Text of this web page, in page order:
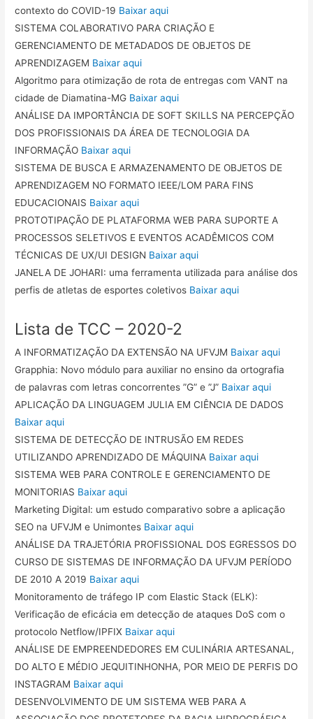
contexto do COVID-19 Baixar aqui
SISTEMA COLABORATIVO PARA CRIAÇÃO E
GERENCIAMENTO DE METADADOS DE OBJETOS DE
APRENDIZAGEM Baixar aqui
Algoritmo para otimização de rota de entregas com VANT na
cidade de Diamatina-MG Baixar aqui
ANÁLISE DA IMPORTÂNCIA DE SOFT SKILLS NA PERCEPÇÃO
DOS PROFISSIONAIS DA ÁREA DE TECNOLOGIA DA
INFORMAÇÃO Baixar aqui
SISTEMA DE BUSCA E ARMAZENAMENTO DE OBJETOS DE
APRENDIZAGEM NO FORMATO IEEE/LOM PARA FINS
EDUCACIONAIS Baixar aqui
PROTOTIPAÇÃO DE PLATAFORMA WEB PARA SUPORTE A
PROCESSOS SELETIVOS E EVENTOS ACADÊMICOS COM
TÉCNICAS DE UX/UI DESIGN Baixar aqui
JANELA DE JOHARI: uma ferramenta utilizada para análise dos
perfis de atletas de esportes coletivos Baixar aqui
Lista de TCC – 2020-2
A INFORMATIZAÇÃO DA EXTENSÃO NA UFVJM Baixar aqui
Grapphia: Novo módulo para auxiliar no ensino da ortografia
de palavras com letras concorrentes ”G” e ”J” Baixar aqui
APLICAÇÃO DA LINGUAGEM JULIA EM CIÊNCIA DE DADOS
Baixar aqui
SISTEMA DE DETECÇÃO DE INTRUSÃO EM REDES
UTILIZANDO APRENDIZADO DE MÁQUINA Baixar aqui
SISTEMA WEB PARA CONTROLE E GERENCIAMENTO DE
MONITORIAS Baixar aqui
Marketing Digital: um estudo comparativo sobre a aplicação
SEO na UFVJM e Unimontes Baixar aqui
ANÁLISE DA TRAJETÓRIA PROFISSIONAL DOS EGRESSOS DO
CURSO DE SISTEMAS DE INFORMAÇÃO DA UFVJM PERÍODO
DE 2010 A 2019 Baixar aqui
Monitoramento de tráfego IP com Elastic Stack (ELK):
Verificação de eficácia em detecção de ataques DoS com o
protocolo Netflow/IPFIX Baixar aqui
ANÁLISE DE EMPREENDEDORES EM CULINÁRIA ARTESANAL,
DO ALTO E MÉDIO JEQUITINHONHA, POR MEIO DE PERFIS DO
INSTAGRAM Baixar aqui
DESENVOLVIMENTO DE UM SISTEMA WEB PARA A